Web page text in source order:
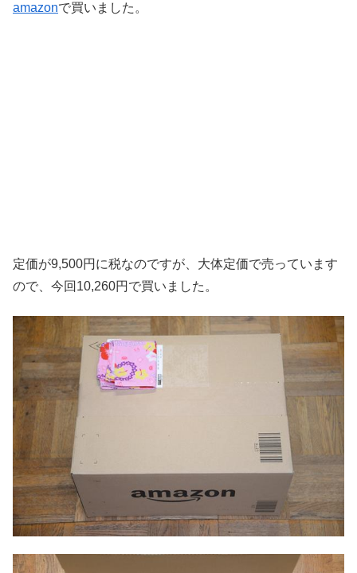
amazonで買いました。
定価が9,500円に税なのですが、大体定価で売っています
ので、今回10,260円で買いました。